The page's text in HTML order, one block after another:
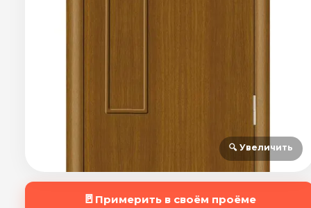
🔍 Увеличить
🚪 Примерить в своём проёме